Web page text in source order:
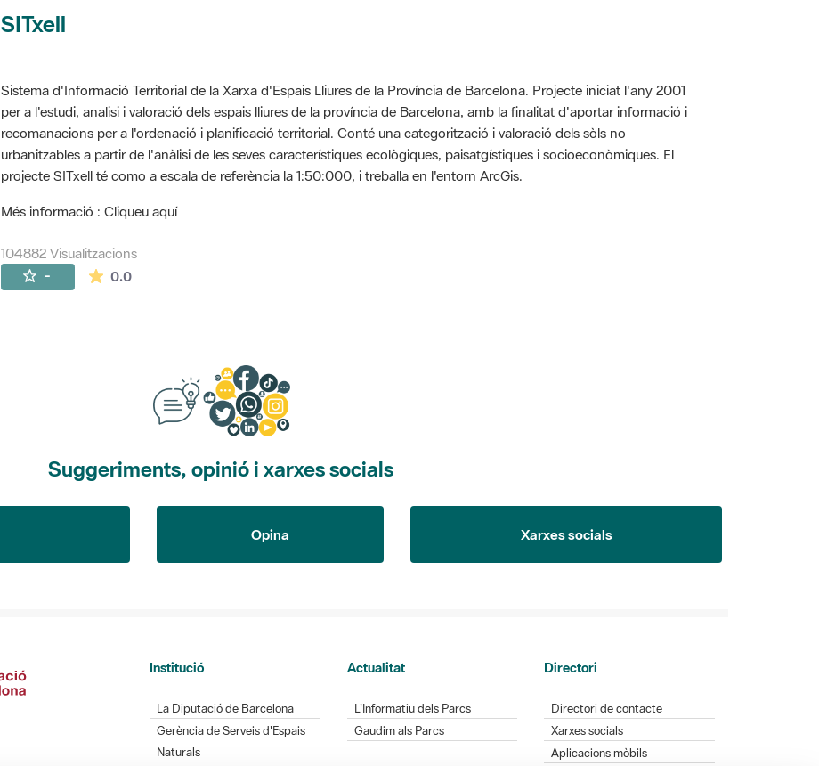
SITxell
Sistema d'Informació Territorial de la Xarxa d'Espais Lliures de la Província de Barcelona. Projecte iniciat l'any 2001
per a l'estudi, analisi i valoració dels espais lliures de la província de Barcelona, amb la finalitat d'aportar informació i
recomanacions per a l'ordenació i planificació territorial. Conté una categorització i valoració dels sòls no
urbanitzables a partir de l'anàlisi de les seves característiques ecològiques, paisatgístiques i socioeconòmiques. El
projecte SITxell té como a escala de referència la 1:50:000, i treballa en l'entorn ArcGis.
Més informació : Cliqueu aquí
104882 Visualitzacions
- 0.0La mitjana de les valoracions és de 0 estrelles de 5.
Suggeriments, opinió i xarxes socials
Opina Xarxes socials
Institució
La Diputació de Barcelona
Gerència de Serveis d'Espais
Naturals
Actualitat
L'Informatiu dels Parcs
Gaudim als Parcs
Directori
Directori de contacte
Xarxes socials
Aplicacions mòbils